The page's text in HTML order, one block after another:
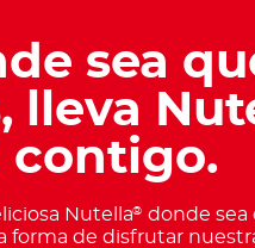
sea
lleva
contigo.
Nutella® donde sea
forma de disfrutar